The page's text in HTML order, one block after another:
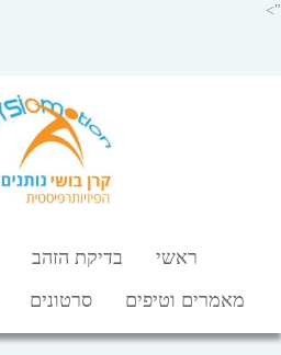
">
ראשי בדיקת הזהב
מאמרים וטיפים
סרטונים